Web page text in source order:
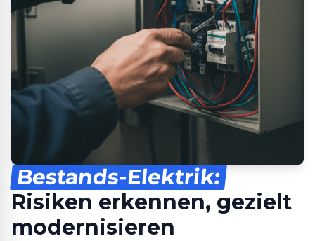
Bestands-Elektrik:
Risiken erkennen, gezielt
modernisieren